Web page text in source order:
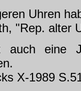
Uhren
"Rep. alter
auch eine
X-1989